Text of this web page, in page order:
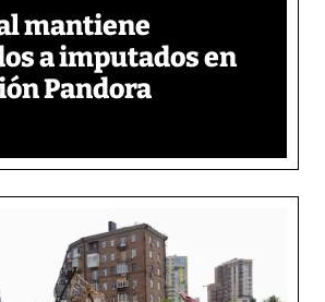
mantiene
a imputados en
Pandora